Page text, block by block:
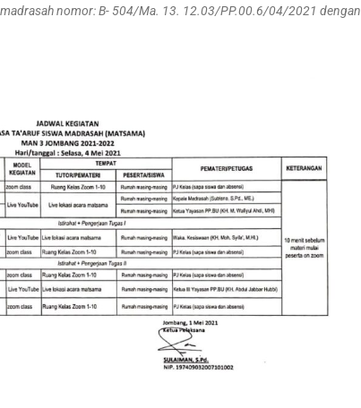
nomor: B- 504/Ma. 13. 12.03/PP.00.6/04/2021 dengan